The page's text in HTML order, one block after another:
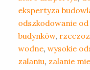
ekspertyza
odszkodowanie
budynków,
wodne, wysokie
zalaniu, zalanie